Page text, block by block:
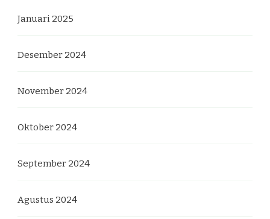
Januari 2025
Desember 2024
November 2024
Oktober 2024
September 2024
Agustus 2024